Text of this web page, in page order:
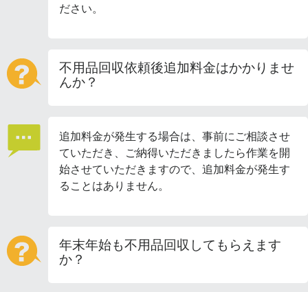
ださい。
不用品回収依頼後追加料金はかかりませ
んか？
追加料金が発生する場合は、事前にご相談させ
ていただき、ご納得いただきましたら作業を開
始させていただきますので、追加料金が発生す
ることはありません。
年末年始も不用品回収してもらえます
か？